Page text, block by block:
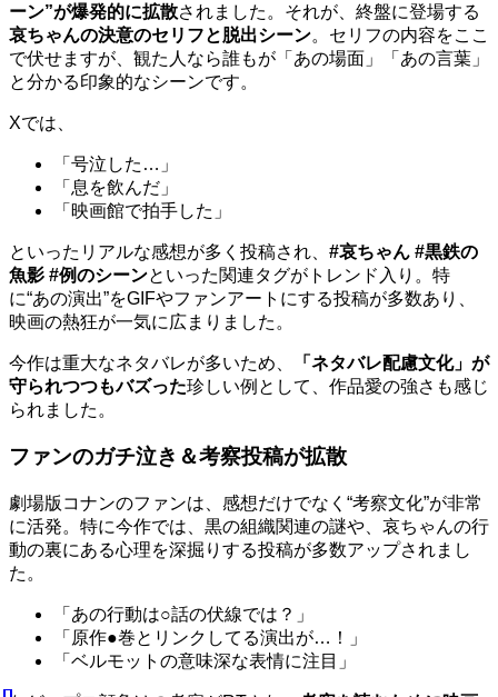
ーン”が爆発的に拡散されました。それが、終盤に登場する
哀ちゃんの決意のセリフと脱出シーン。セリフの内容をここ
で伏せますが、観た人なら誰もが「あの場面」「あの言葉」
と分かる印象的なシーンです。
Xでは、
「号泣した…」
「息を飲んだ」
「映画館で拍手した」
といったリアルな感想が多く投稿され、 #哀ちゃん #黒鉄の
魚影 #例のシーンといった関連タグがトレンド入り。特
に“あの演出”をGIFやファンアートにする投稿が多数あり、
映画の熱狂が一気に広まりました。
今作は重大なネタバレが多いため、
「ネタバレ配慮文化」が
守られつつもバズった珍しい例として、作品愛の強さも感じ
られました。
ファンのガチ泣き＆考察投稿が拡散
劇場版コナンのファンは、感想だけでなく“考察文化”が非常
に活発。特に今作では、黒の組織関連の謎や、哀ちゃんの行
動の裏にある心理を深掘りする投稿が多数アップされまし
た。
「あの行動は○話の伏線では？」
「原作●巻とリンクしてる演出が…！」
「ベルモットの意味深な表情に注目」